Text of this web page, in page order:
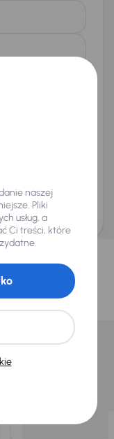
a.s., z siedzibą
i przetwarzać
danych
z naszej oferty. Kupimy
dnia.
naszej
Pliki
usług, a
Ci treści, które